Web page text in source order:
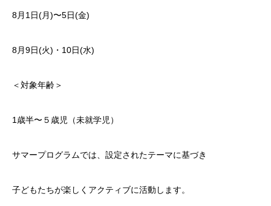
8月1日(月)〜5日(金)
8月9日(火)・10日(水)
＜対象年齢＞
1歳半〜５歳児（未就学児）
サマープログラムでは、設定されたテーマに基づき
子どもたちが楽しくアクティブに活動します。